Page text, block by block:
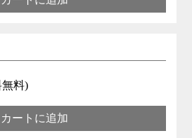
料)
カートに追加